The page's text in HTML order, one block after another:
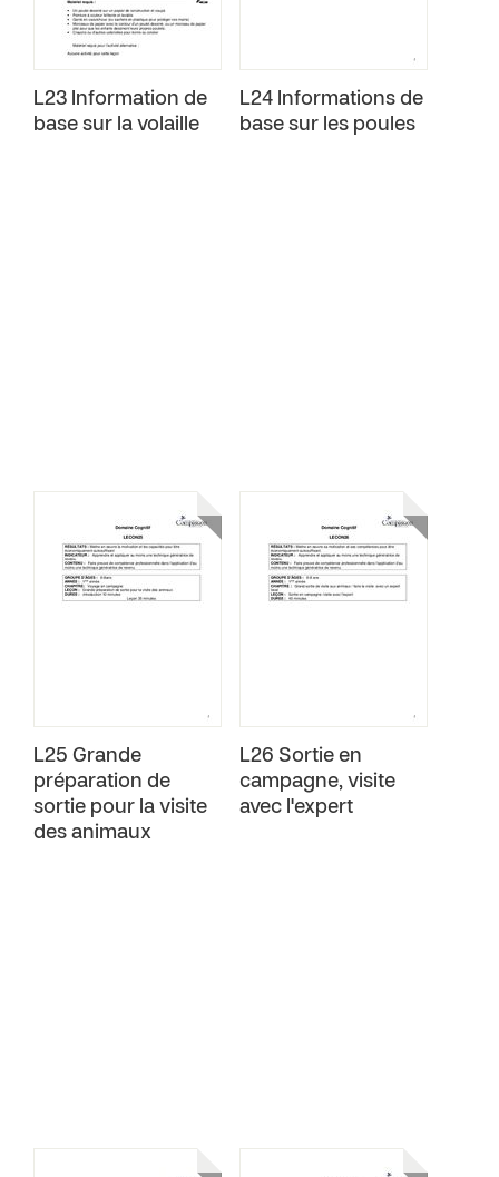
L23 Information de
base sur la volaille
L24 Informations de
base sur les poules
L25 Grande
préparation de
sortie pour la visite
des animaux
L26 Sortie en
campagne, visite
avec l'expert